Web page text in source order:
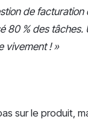
de facturation
80 % des tâches.
vivement ! »
sur le produit,